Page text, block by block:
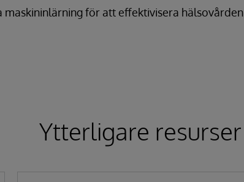
maskininlärning för att effektivisera
Ytterligare resurser